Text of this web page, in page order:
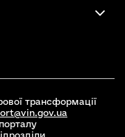
трансформації